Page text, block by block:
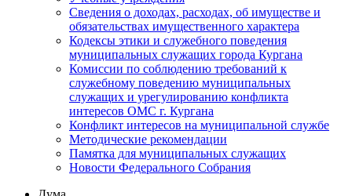
Сведения о доходах, расходах, об имуществе и
обязательствах имущественного характера
Кодексы этики и служебного поведения
муниципальных служащих города Кургана
Комиссии по соблюдению требований к
служебному поведению муниципальных
служащих и урегулированию конфликта
интересов ОМС г. Кургана
Конфликт интересов на муниципальной службе
Методические рекомендации
Памятка для муниципальных служащих
Новости Федерального Cобрания